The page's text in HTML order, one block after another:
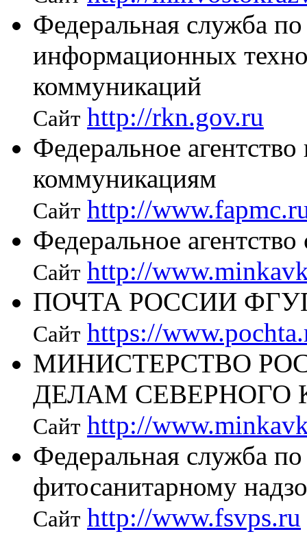
Федеральная служба
информационных
коммуникаций
Сайт http://rkn.gov.ru
Федеральное
коммуникациям
Сайт http://
Федеральное агентство
Сайт http://
ПОЧТА РОССИИ
Сайт https://
МИНИСТЕРСТВО
ДЕЛАМ СЕВЕРНОГО
Сайт http://
Федеральная служба
фитосанитарному
Сайт http://www.fsvps.ru